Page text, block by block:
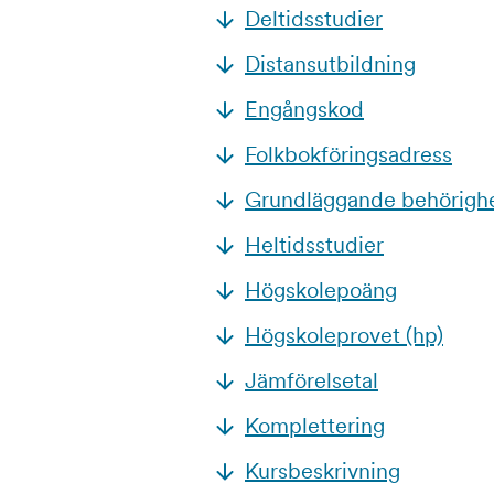
Deltidsstudier
Distansutbildning
Engångskod
Folkbokföringsadress
Grundläggande
Heltidsstudier
Högskolepoäng
Högskoleprovet (hp)
Jämförelsetal
Komplettering
Kursbeskrivning